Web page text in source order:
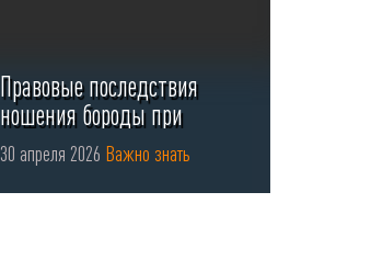
Правовые последствия
ношения бороды при
использовании СИЗ органов
...
30 апреля 2026 Важно знать